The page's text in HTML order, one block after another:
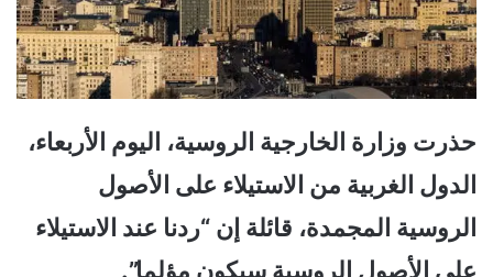
حذرت وزارة الخارجية الروسية، اليوم الأربعاء،
الدول الغربية من الاستيلاء على الأصول
الروسية المجمدة، قائلة إن “ردنا عند الاستيلاء
على الأصول الروسية سيكون مؤلما”.